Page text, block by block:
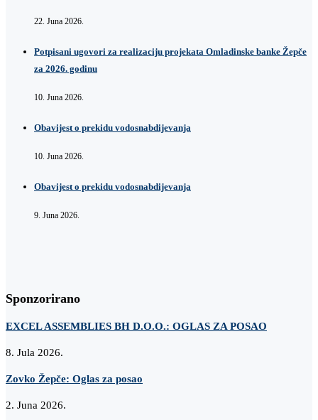
22. Juna 2026.
Potpisani ugovori za realizaciju projekata Omladinske banke Žepče
za 2026. godinu
10. Juna 2026.
Obavijest o prekidu vodosnabdijevanja
10. Juna 2026.
Obavijest o prekidu vodosnabdijevanja
9. Juna 2026.
Sponzorirano
EXCEL ASSEMBLIES BH D.O.O.: OGLAS ZA POSAO
8. Jula 2026.
Zovko Žepče: Oglas za posao
2. Juna 2026.